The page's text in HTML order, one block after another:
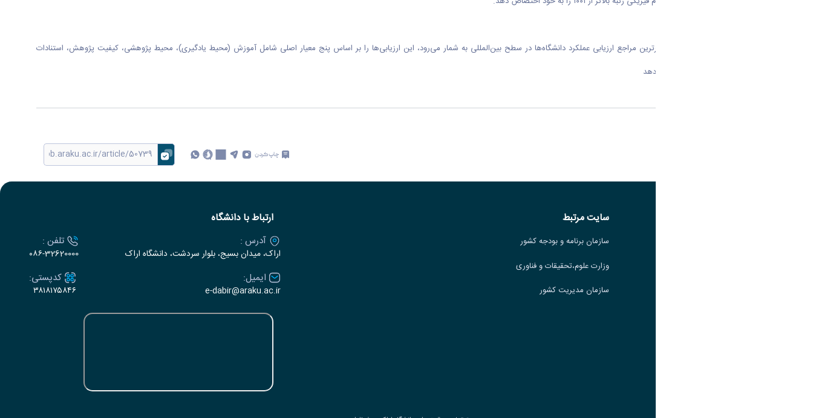
پایگاه رتبه‌بندی تایمز که از جمله معتبرترین مراجع ارزیابی عملکرد دانشگاه‌ها در سطح بین‌المللی به شمار می‌رود، این ارزیابی‌ها را بر اساس پنج معیار اصلی شامل آموزش (محیط یادگیری)، محیط پژوهشی، کیفیت پژوهش، استنادات
علمی، و چشم‌انداز بین‌المللی انجام می‌دهد
چاپ کردن
سایت مرتبط
سازمان برنامه و بودجه کشور
وزارت علوم،تحقیقات و فناوری
سازمان مدیریت کشور
ارتباط با دانشگاه
آدرس :
اراک، میدان بسیج، بلوار سردشت، دانشگاه اراک
تلفن :
۰۸۶-32620000
ایمیل:
e-dabir@araku.ac.ir
کدپستی:
۳۸۱۸۱۷۵۸۴۶